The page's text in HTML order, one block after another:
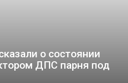
о состоянии
ДПС парня под